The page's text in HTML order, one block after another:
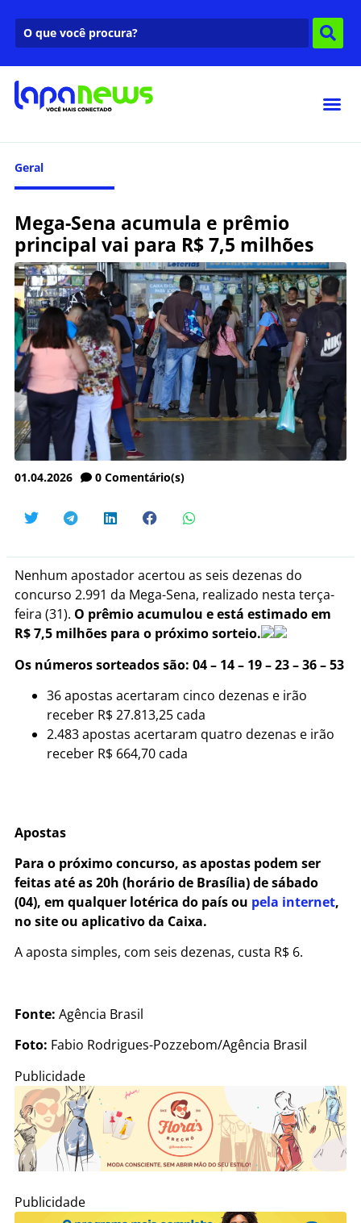
Geral
Mega-Sena acumula e prêmio
principal vai para R$ 7,5 milhões
01.04.2026 0 Comentário(s)
Nenhum apostador acertou as seis dezenas do
concurso 2.991 da Mega-Sena, realizado nesta terça-
feira (31). O prêmio acumulou e está estimado em
R$ 7,5 milhões para o próximo sorteio.
Os números sorteados são: 04 – 14 – 19 – 23 – 36 – 53
36 apostas acertaram cinco dezenas e irão
receber R$ 27.813,25 cada
2.483 apostas acertaram quatro dezenas e irão
receber R$ 664,70 cada
Apostas
Para o próximo concurso, as apostas podem ser
feitas até as 20h (horário de Brasília) de sábado
(04), em qualquer lotérica do país ou pela internet,
no site ou aplicativo da Caixa.
A aposta simples, com seis dezenas, custa R$ 6.
Fonte: Agência Brasil
Foto: Fabio Rodrigues-Pozzebom/Agência Brasil
Publicidade
Publicidade